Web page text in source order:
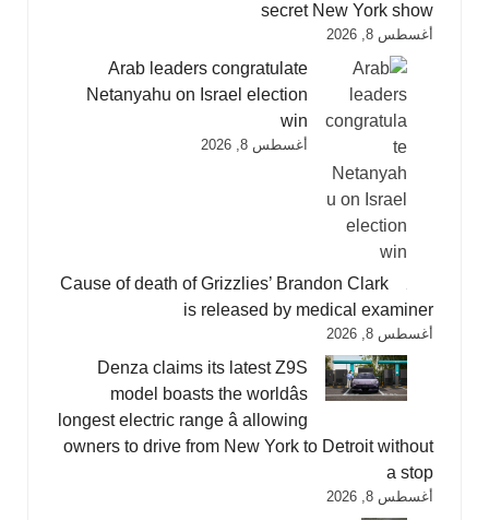
secret New York show
أغسطس 8, 2026
Arab leaders congratulate
Netanyahu on Israel election
win
أغسطس 8, 2026
Cause of death of Grizzlies’ Brandon Clark
is released by medical examiner
أغسطس 8, 2026
Denza claims its latest Z9S
model boasts the worldâs
longest electric range â allowing
owners to drive from New York to Detroit without
a stop
أغسطس 8, 2026